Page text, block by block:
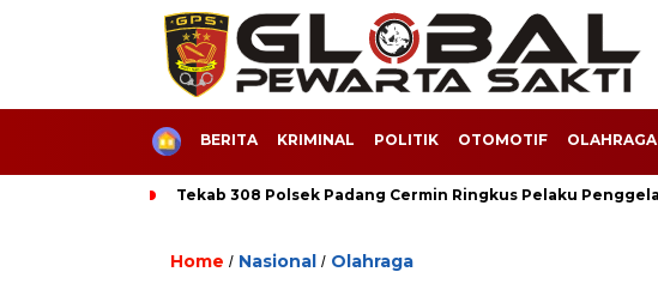
HOME
BERITA KRIMINAL POLITIK OTOMOTIF OLAHRAGA
Tekab 308 Polsek Padang Cermin Ringkus Pelaku
Home / Nasional / Olahraga